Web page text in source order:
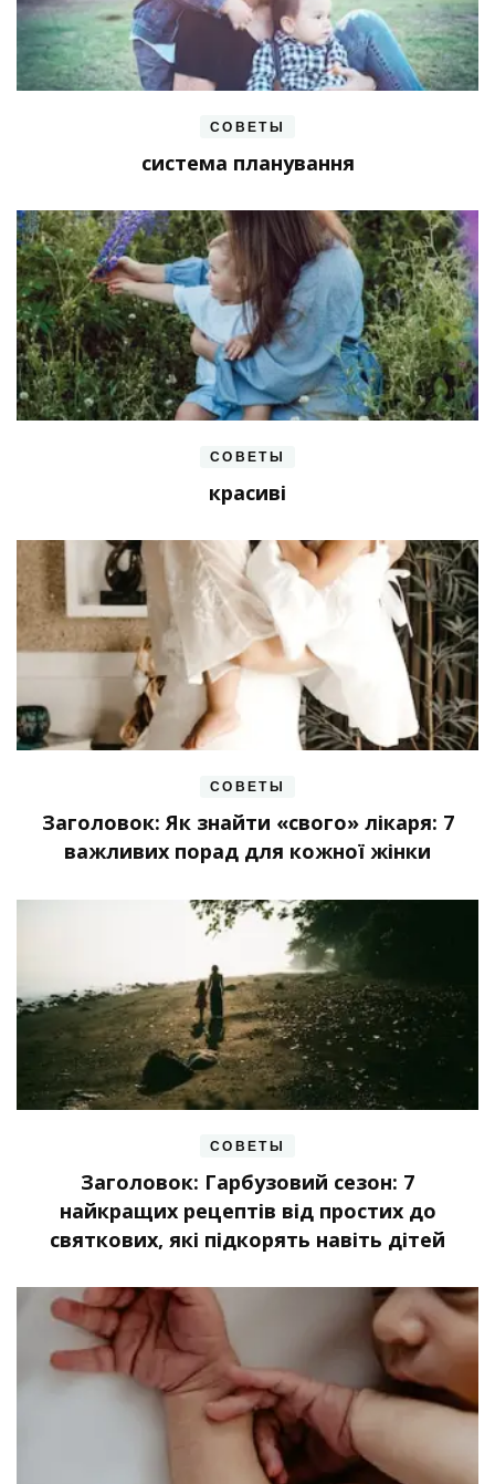
СОВЕТЫ
система планування
СОВЕТЫ
красиві
СОВЕТЫ
Заголовок: Як знайти «свого» лікаря: 7
важливих порад для кожної жінки
СОВЕТЫ
Заголовок: Гарбузовий сезон: 7
найкращих рецептів від простих до
святкових, які підкорять навіть дітей